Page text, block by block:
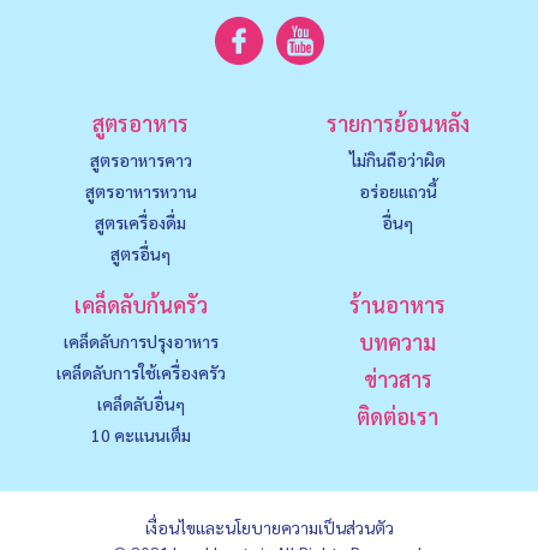
สูตรอาหาร
สูตรอาหารคาว
สูตรอาหารหวาน
สูตรเครื่องดื่ม
สูตรอื่นๆ
รายการย้อนหลัง
ไม่กินถือว่าผิด
อร่อยแถวนี้
อื่นๆ
เคล็ดลับก้นครัว
เคล็ดลับการปรุงอาหาร
เคล็ดลับการใช้เครื่องครัว
เคล็ดลับอื่นๆ
10 คะแนนเต็ม
ร้านอาหาร
บทความ
ข่าวสาร
ติดต่อเรา
เงื่อนไขและนโยบายความเป็นส่วนตัว